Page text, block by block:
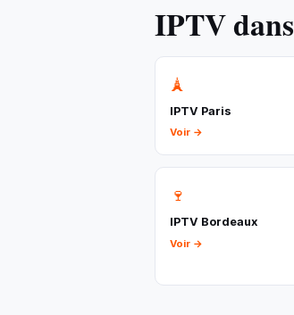
IPTV
🗼
IPTV Paris
Voir →
🍷
IPTV Bordeaux
Voir →